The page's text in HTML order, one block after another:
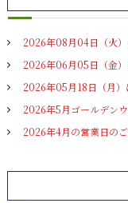
:
2026年08月04日（火
2026年06月05日（金
2026年05月18日（月
2026年5月ゴールデン
2026年4月の営業日の